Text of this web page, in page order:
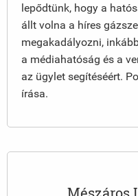
lepődtünk, hogy a
állt volna a híres
megakadályozni,
a médiahatóság és a
az ügylet segítéséért.
írása.
Mészáros